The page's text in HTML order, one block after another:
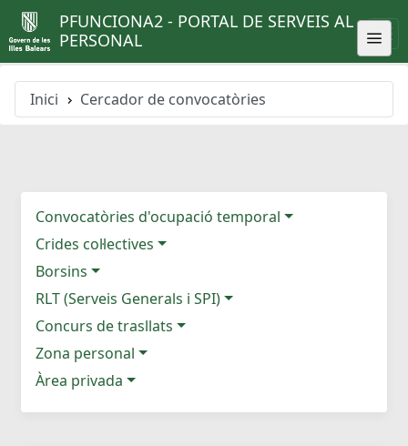
PFUNCIONA2 - PORTAL DE SERVEIS AL
PERSONAL
Inici Cercador de convocatòries
Convocatòries d'ocupació temporal
Crides col·lectives
Borsins
RLT (Serveis Generals i SPI)
Concurs de trasllats
Zona personal
Àrea privada